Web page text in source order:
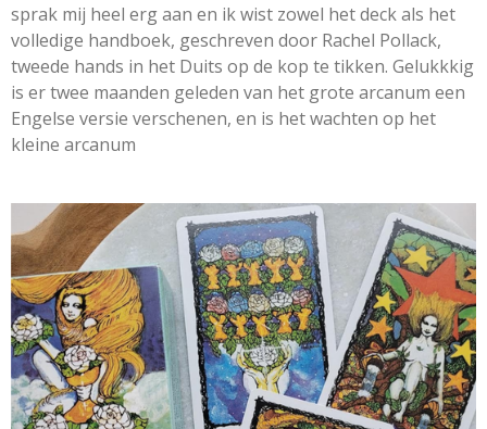
sprak mij heel erg aan en ik wist zowel het deck als het
volledige handboek, geschreven door Rachel Pollack,
tweede hands in het Duits op de kop te tikken. Gelukkkig
is er twee maanden geleden van het grote arcanum een
Engelse versie verschenen, en is het wachten op het
kleine arcanum